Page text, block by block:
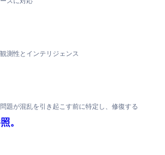
測性とインテリジェンス
題が混乱を引き起こす前に特定し、修復する
。